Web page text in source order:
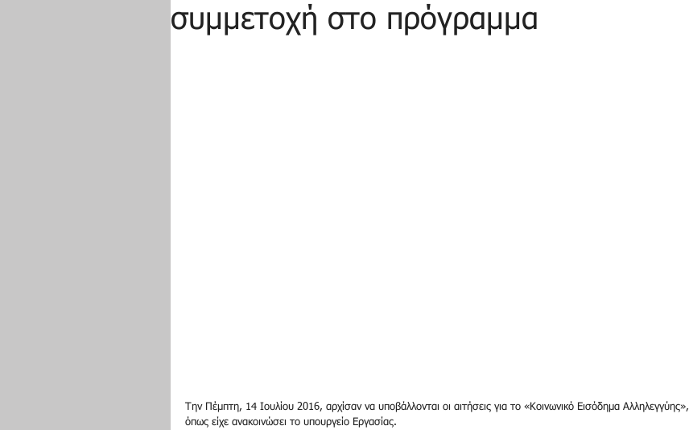
συμμετοχή στο πρόγραμμα
Την Πέμπτη, 14 Ιουλίου 2016, αρχίσαν να υποβάλλονται οι αιτήσεις για το «Κοινωνικό Εισόδημα Αλληλεγγύης»,
όπως είχε ανακοινώσει το υπουργείο Εργασίας.